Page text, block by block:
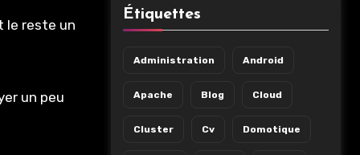
le reste un
un peu
Étiquettes
Administration Android
Apache Blog Cloud
Cluster Cv Domotique